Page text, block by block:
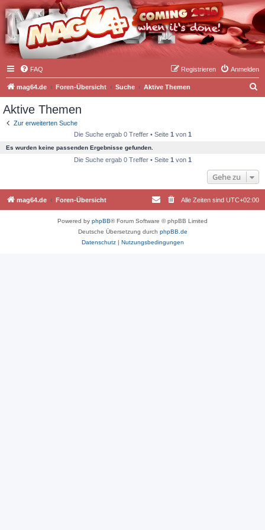
FAQ Anmelden
Registrieren
mag64.de Foren-Übersicht Suche Aktive Themen
Aktive Themen
Zur erweiterten Suche
Die Suche ergab 0 Treffer • Seite 1 von 1
Es wurden keine passenden Ergebnisse gefunden.
Die Suche ergab 0 Treffer • Seite 1 von 1
Gehe zu
mag64.de Foren-Übersicht Alle Zeiten sind UTC+02:00
Powered by phpBB® Forum Software © phpBB Limited
Deutsche Übersetzung durch phpBB.de
Datenschutz| Nutzungsbedingungen